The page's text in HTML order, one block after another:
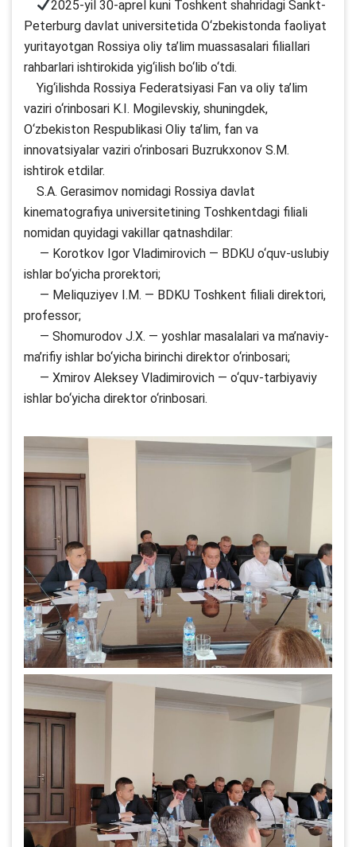
2025-yil 30-aprel kuni Toshkent shahridagi Sankt-
Peterburg davlat universitetida O‘zbekistonda faoliyat
yuritayotgan Rossiya oliy ta’lim muassasalari filiallari
rahbarlari ishtirokida yig‘ilish bo‘lib o‘tdi.
Yig‘ilishda Rossiya Federatsiyasi Fan va oliy ta’lim
vaziri o‘rinbosari K.I. Mogilevskiy, shuningdek,
O‘zbekiston Respublikasi Oliy ta’lim, fan va
innovatsiyalar vaziri o‘rinbosari Buzrukxonov S.M.
ishtirok etdilar.
S.A. Gerasimov nomidagi Rossiya davlat
kinematografiya universitetining Toshkentdagi filiali
nomidan quyidagi vakillar qatnashdilar:
— Korotkov Igor Vladimirovich — BDKU o‘quv-uslubiy
ishlar bo‘yicha prorektori;
— Meliquziyev I.M. — BDKU Toshkent filiali direktori,
professor;
— Shomurodov J.X. — yoshlar masalalari va ma’naviy-
ma’rifiy ishlar bo‘yicha birinchi direktor o‘rinbosari;
— Xmirov Aleksey Vladimirovich — o‘quv-tarbiyaviy
ishlar bo‘yicha direktor o‘rinbosari.